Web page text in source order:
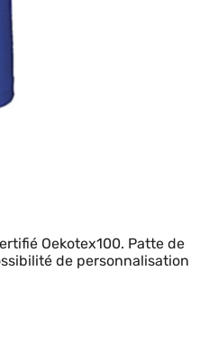
Oekotex100. Patte de
de personnalisation